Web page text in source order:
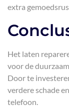
extra
Het laten
voor de
Door te
verdere schade
telefoon.